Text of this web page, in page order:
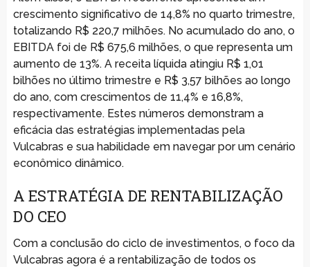
crescimento significativo de 14,8% no quarto trimestre,
totalizando R$ 220,7 milhões. No acumulado do ano, o
EBITDA foi de R$ 675,6 milhões, o que representa um
aumento de 13%. A receita líquida atingiu R$ 1,01
bilhões no último trimestre e R$ 3,57 bilhões ao longo
do ano, com crescimentos de 11,4% e 16,8%,
respectivamente. Estes números demonstram a
eficácia das estratégias implementadas pela
Vulcabras e sua habilidade em navegar por um cenário
econômico dinâmico.
A ESTRATÉGIA DE RENTABILIZAÇÃO
DO CEO
Com a conclusão do ciclo de investimentos, o foco da
Vulcabras agora é a rentabilização de todos os